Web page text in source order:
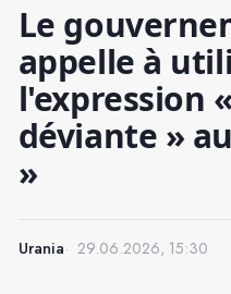
Le
appelle à
l'expression
déviante »
»
Urania 29.06.2026, 15:30